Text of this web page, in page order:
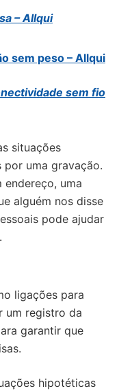
– Allqui
sem peso – Allqui
sem fio
situações
por uma gravação.
endereço, uma
alguém nos disse
pode ajudar
ligações para
um registro da
garantir que
hipotéticas